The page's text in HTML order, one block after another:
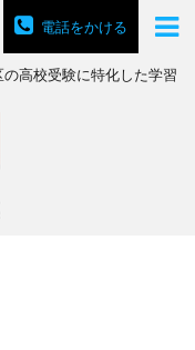
電話をかける
高校受験に特化した学習